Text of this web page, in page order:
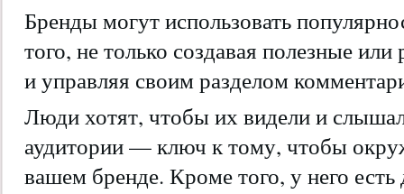
Бренды могут использовать
того, не только создавая полезные
и управляя своим разделом
Люди хотят, чтобы их видели и
аудитории — ключ к тому, чтобы
вашем бренде. Кроме того, у него есть